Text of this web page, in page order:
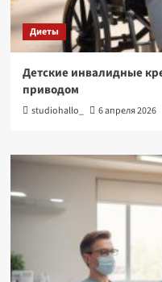
Диеты
Детские инвалидные
приводом
studiohallo_ 6 апреля 2026